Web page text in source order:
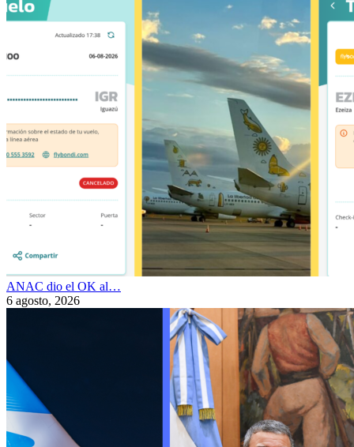
ANAC dio el OK al…
6 agosto, 2026